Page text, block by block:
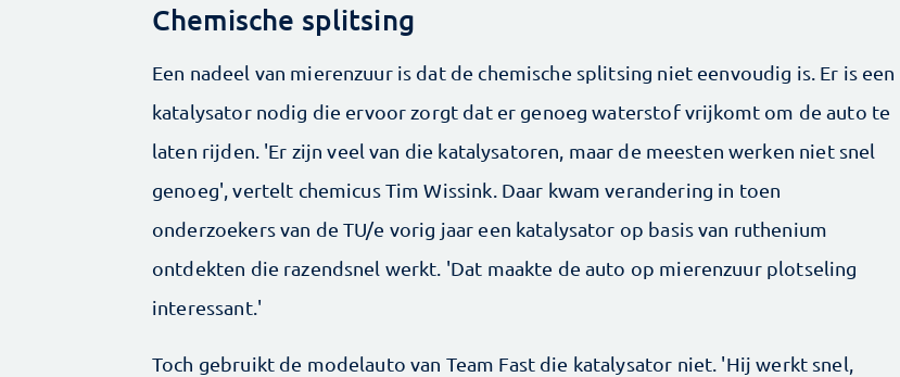
Chemische splitsing
Een nadeel van mierenzuur is dat de chemische splitsing niet eenvoudig is. Er is een
katalysator nodig die ervoor zorgt dat er genoeg waterstof vrijkomt om de auto te
laten rijden. 'Er zijn veel van die katalysatoren, maar de meesten werken niet snel
genoeg', vertelt chemicus Tim Wissink. Daar kwam verandering in toen
onderzoekers van de TU/e vorig jaar een katalysator op basis van ruthenium
ontdekten die razendsnel werkt. 'Dat maakte de auto op mierenzuur plotseling
interessant.'
Toch gebruikt de modelauto van Team Fast die katalysator niet. 'Hij werkt snel,